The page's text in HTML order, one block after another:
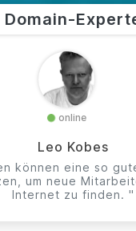
Domain-
online
Leo Kobes
können eine so
um neue
Internet zu finden. "